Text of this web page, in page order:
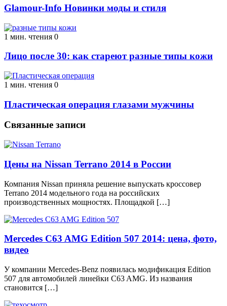
Glamour-Info Новинки моды и стиля
1 мин. чтения 0
Лицо после 30: как стареют разные типы кожи
1 мин. чтения 0
Пластическая операция глазами мужчины
Связанные записи
Цены на Nissan Terrano 2014 в России
Компания Nissan приняла решение выпускать кроссовер
Terrano 2014 модельного года на российских
производственных мощностях. Площадкой […]
Mercedes C63 AMG Edition 507 2014: цена, фото,
видео
У компании Mercedes-Benz появилась модификация Edition
507 для автомобилей линейки C63 AMG. Из названия
становится […]